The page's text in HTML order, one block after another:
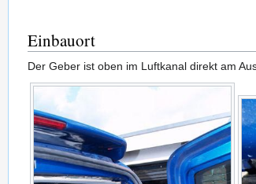
Einbauort
Der Geber ist oben im Luftkanal direkt am